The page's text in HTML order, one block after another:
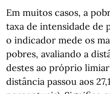
Em muitos casos, a
taxa de intensidade de
o indicador mede os
pobres, avaliando a
destes ao próprio
distância passou aos